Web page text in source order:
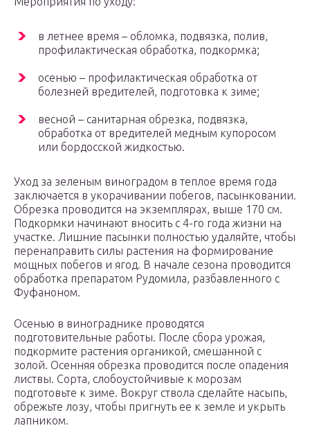
в летнее время – обломка, подвязка, полив,
профилактическая обработка, подкормка;
осенью – профилактическая обработка от
болезней вредителей, подготовка к зиме;
весной – санитарная обрезка, подвязка,
обработка от вредителей медным купоросом
или бордосской жидкостью.
Уход за зеленым виноградом в теплое время года
заключается в укорачивании побегов, пасынковании.
Обрезка проводится на экземплярах, выше 170 см.
Подкормки начинают вносить с 4-го года жизни на
участке. Лишние пасынки полностью удаляйте, чтобы
перенаправить силы растения на формирование
мощных побегов и ягод. В начале сезона проводится
обработка препаратом Рудомила, разбавленного с
Фуфаноном.
Осенью в винограднике проводятся
подготовительные работы. После сбора урожая,
подкормите растения органикой, смешанной с
золой. Осенняя обрезка проводится после опадения
листвы. Сорта, слобоустойчивые к морозам
подготовьте к зиме. Вокруг ствола сделайте насыпь,
обрежьте лозу, чтобы пригнуть ее к земле и укрыть
лапником.